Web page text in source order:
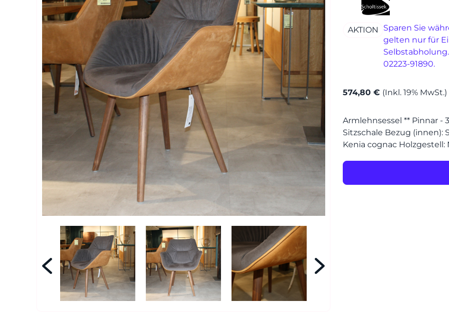
HERSTELLER
EVENTS
STYLES
RHEINWERK
MÖBEL
MÖBEL
AKTION
Sparen Sie
gelten nur für
02223-91890.
574,80 € (Inkl. 19% MwSt.)
Armlehnsessel ** Pinnar -
Sitzschale Bezug (innen):
Kenia cognac
Senden